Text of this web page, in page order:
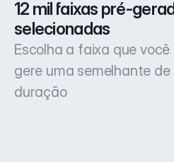
12 mil faixas pré-
selecionadas
Escolha a faixa que
gere uma semelhante
duração